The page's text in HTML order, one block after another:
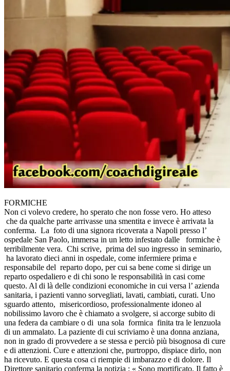
FORMICHE
Non ci volevo credere, ho sperato che non fosse vero. Ho atteso
che da qualche parte arrivasse una smentita e invece è arrivata la
conferma. La foto di una signora ricoverata a Napoli presso l’
ospedale San Paolo, immersa in un letto infestato dalle formiche è
terribilmente vera. Chi scrive, prima del suo ingresso in seminario,
ha lavorato dieci anni in ospedale, come infermiere prima e
responsabile del reparto dopo, per cui sa bene come si dirige un
reparto ospedaliero e di chi sono le responsabilità in casi come
questo. Al di là delle condizioni economiche in cui versa l’ azienda
sanitaria, i pazienti vanno sorvegliati, lavati, cambiati, curati. Uno
sguardo attento, misericordioso, professionalmente idoneo al
nobilissimo lavoro che è chiamato a svolgere, si accorge subito di
una federa da cambiare o di una sola formica finita tra le lenzuola
di un ammalato. La paziente di cui scriviamo è una donna anziana,
non in grado di provvedere a se stessa e perciò più bisognosa di cure
e di attenzioni. Cure e attenzioni che, purtroppo, dispiace dirlo, non
ha ricevuto. E questa cosa ci riempie di imbarazzo e di dolore. Il
Direttore sanitario conferma la notizia : « Sono mortificato. Il fatto è